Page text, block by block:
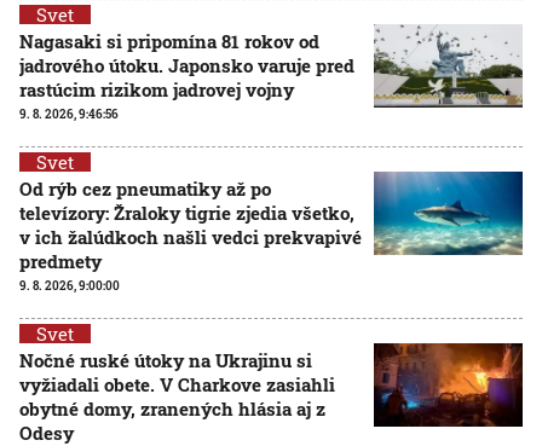
Svet
Nagasaki si pripomína 81 rokov od
jadrového útoku. Japonsko varuje pred
rastúcim rizikom jadrovej vojny
9. 8. 2026, 9:46:56
Svet
Od rýb cez pneumatiky až po
televízory: Žraloky tigrie zjedia všetko,
v ich žalúdkoch našli vedci prekvapivé
predmety
9. 8. 2026, 9:00:00
Svet
Nočné ruské útoky na Ukrajinu si
vyžiadali obete. V Charkove zasiahli
obytné domy, zranených hlásia aj z
Odesy